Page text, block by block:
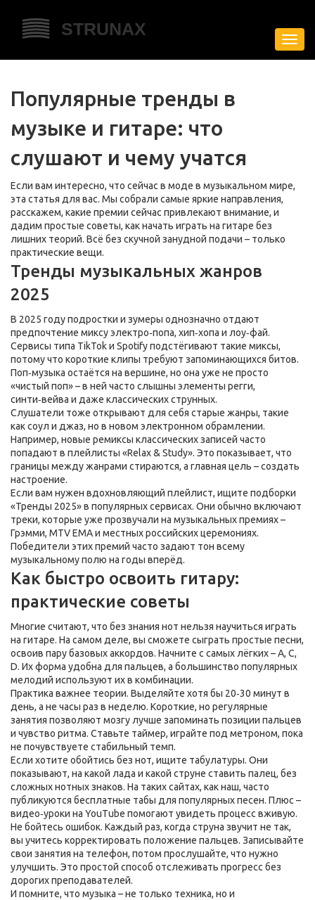
Популярные тренды в
музыке и гитаре: что
слушают и чему учатся
Если вам интересно, что сейчас в моде в музыкальном мире,
эта статья для вас. Мы собрали самые яркие направления,
расскажем, какие премии сейчас привлекают внимание, и
дадим простые советы, как начать играть на гитаре без
лишних теорий. Всё без скучной занудной подачи – только
практические вещи.
Тренды музыкальных жанров
2025
В 2025 году подростки и зумеры однозначно отдают
предпочтение миксу электро‑попа, хип‑хопа и лоу‑фай.
Сервисы типа TikTok и Spotify подстёгивают такие миксы,
потому что короткие клипы требуют запоминающихся битов.
Поп‑музыка остаётся на вершине, но она уже не просто
«чистый поп» – в ней часто слышны элементы регги,
синти‑вейва и даже классических струнных.
Слушатели тоже открывают для себя старые жанры, такие
как соул и джаз, но в новом электронном обрамлении.
Например, новые ремиксы классических записей часто
попадают в плейлисты «Relax & Study». Это показывает, что
границы между жанрами стираются, а главная цель – создать
настроение.
Если вам нужен вдохновляющий плейлист, ищите подборки
«Тренды 2025» в популярных сервисах. Они обычно включают
треки, которые уже прозвучали на музыкальных премиях –
Грэмми, MTV EMA и местных российских церемониях.
Победители этих премий часто задают тон всему
музыкальному полю на годы вперёд.
Как быстро освоить гитару:
практические советы
Многие считают, что без знания нот нельзя научиться играть
на гитаре. На самом деле, вы сможете сыграть простые песни,
освоив пару базовых аккордов. Начните с самых лёгких – A, C,
D. Их форма удобна для пальцев, а большинство популярных
мелодий используют их в комбинации.
Практика важнее теории. Выделяйте хотя бы 20‑30 минут в
день, а не часы раз в неделю. Короткие, но регулярные
занятия позволяют мозгу лучше запоминать позиции пальцев
и чувство ритма. Ставьте таймер, играйте под метроном, пока
не почувствуете стабильный темп.
Если хотите обойтись без нот, ищите табулатуры. Они
показывают, на какой лада и какой струне ставить палец, без
сложных нотных знаков. На таких сайтах, как наш, часто
публикуются бесплатные табы для популярных песен. Плюс –
видео‑уроки на YouTube помогают увидеть процесс вживую.
Не бойтесь ошибок. Каждый раз, когда струна звучит не так,
вы учитесь корректировать положение пальцев. Записывайте
свои занятия на телефон, потом прослушайте, что нужно
улучшить. Это простой способ отслеживать прогресс без
дорогих преподавателей.
И помните, что музыка – не только техника, но и